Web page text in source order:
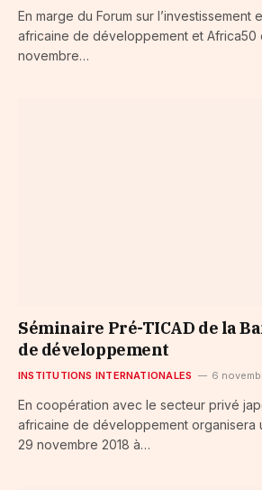
En marge du Forum sur l’investissement
africaine de développement et Africa50
novembre…
Séminaire Pré-TICAD de la
de développement
INSTITUTIONS INTERNATIONALES 6
En coopération avec le secteur privé
africaine de développement organisera
29 novembre 2018 à…